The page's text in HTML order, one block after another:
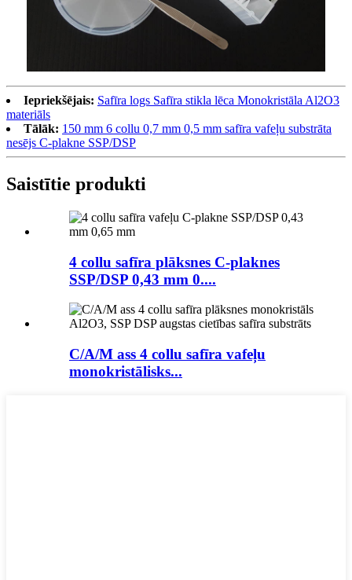
Iepriekšējais: Safīra logs Safīra stikla lēca Monokristāla Al2O3
materiāls
Tālāk: 150 mm 6 collu 0,7 mm 0,5 mm safīra vafeļu substrāta
nesējs C-plakne SSP/DSP
Saistītie produkti
4 collu safīra plāksnes C-plaknes
SSP/DSP 0,43 mm 0....
C/A/M ass 4 collu safīra vafeļu
monokristālisks...